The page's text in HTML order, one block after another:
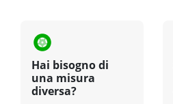
Hai bisogno di
una misura
diversa?